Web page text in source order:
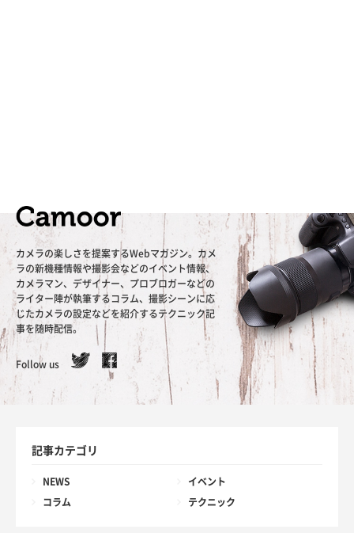
カメラの楽しさを提案するWebマガジン。カメ
ラの新機種情報や撮影会などのイベント情報、
カメラマン、デザイナー、プロブロガーなどの
ライター陣が執筆するコラム、撮影シーンに応
じたカメラの設定などを紹介するテクニック記
事を随時配信。
Follow us
記事カテゴリ
NEWS イベント
コラム テクニック